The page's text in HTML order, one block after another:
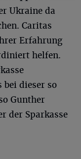
Ukraine da
Caritas
Erfahrung
helfen.
dieser so
Gunther
der Sparkasse